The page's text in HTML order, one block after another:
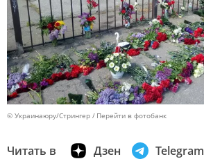
© Украинаюру/Стрингер Перейти в фотобанк
Читать в Дзен Telegram